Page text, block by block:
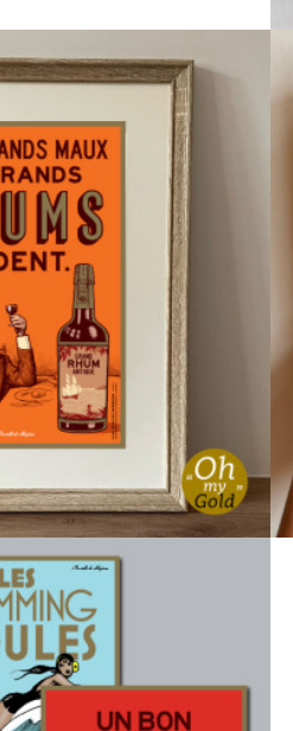
RHUMS
€